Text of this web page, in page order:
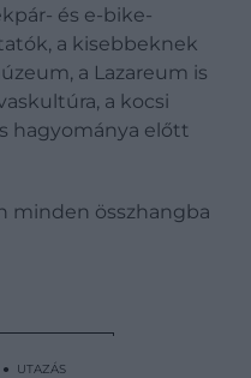
és e-bike-
a kisebbeknek
a Lazareum is
a kocsi
hagyománya előtt
minden összhangba
UTAZÁS